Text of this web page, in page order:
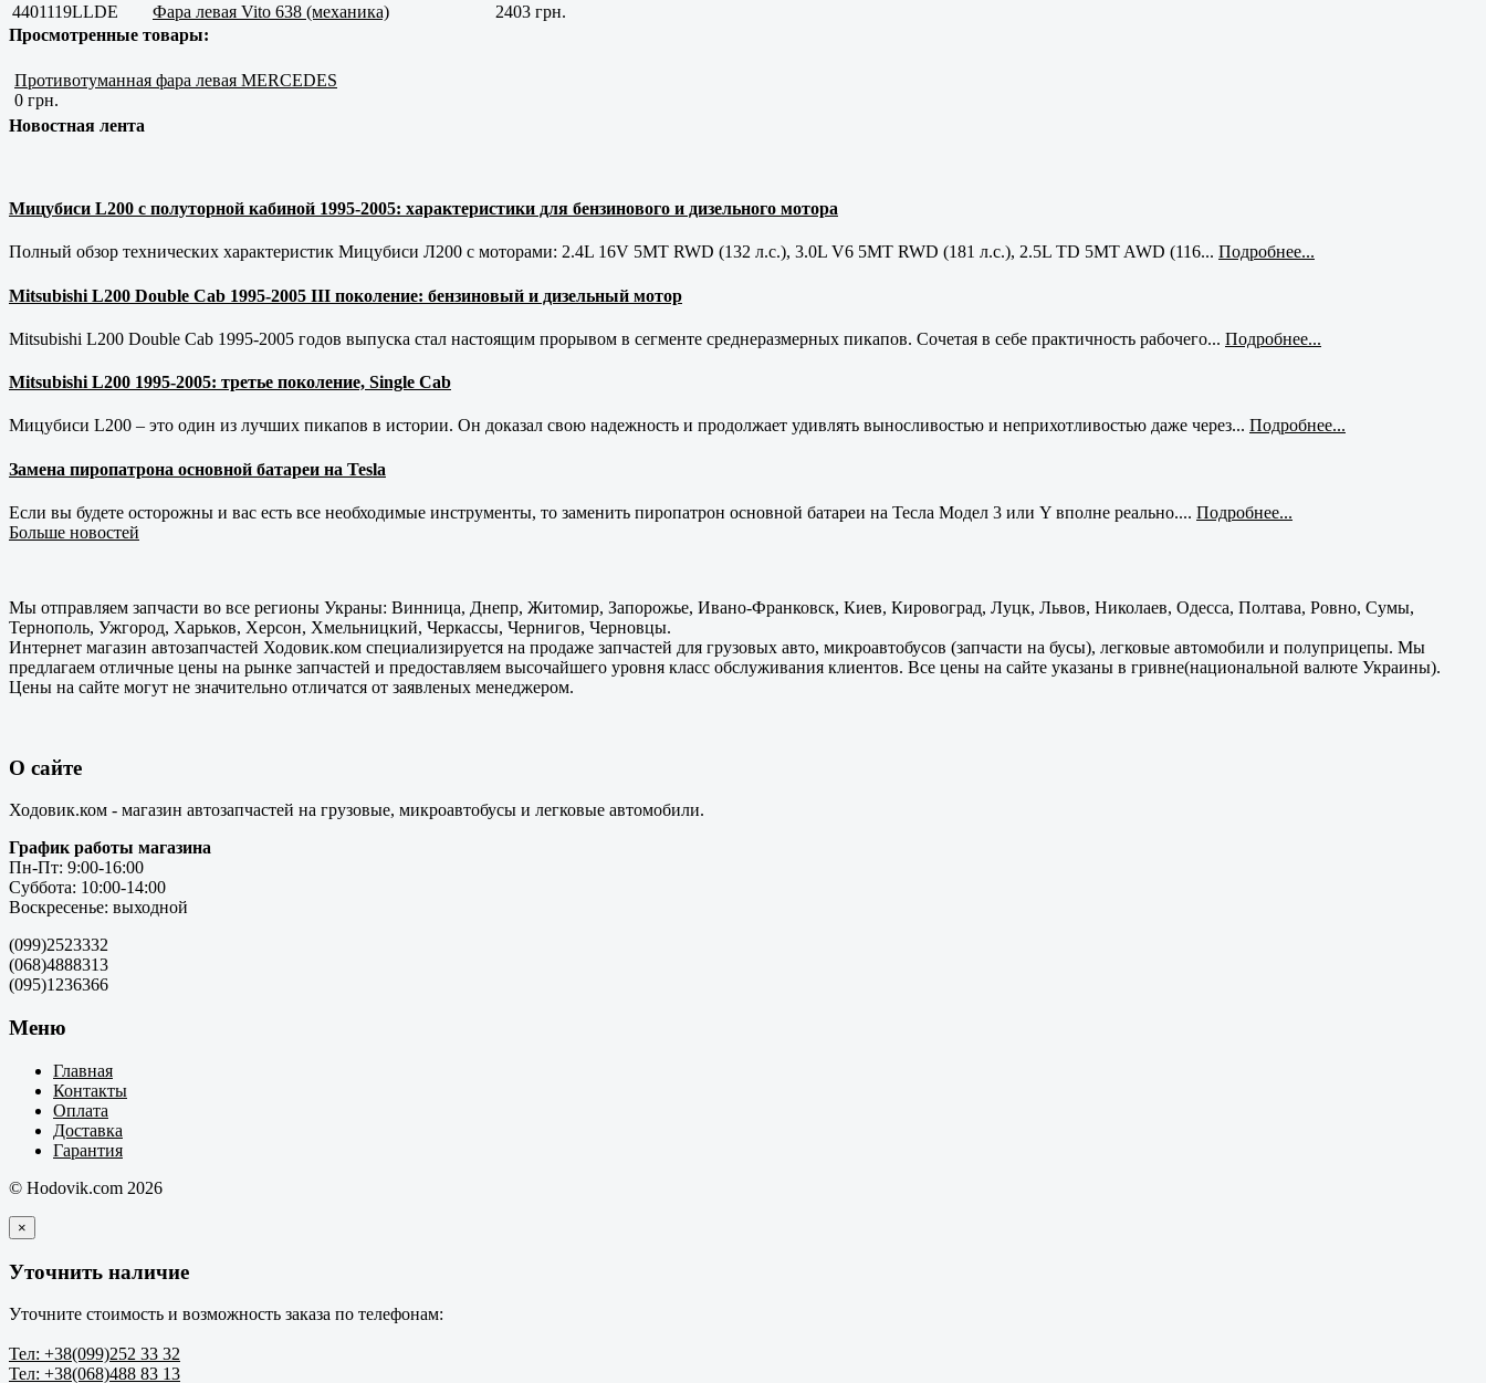
4401119LLDE
Фара левая Vito 638 (механика)
2403 грн.
Просмотренные товары:
Противотуманная фара левая MERCEDES
0 грн.
Новостная лента
Мицубиси L200 с полуторной кабиной 1995-2005: характеристики для бензинового и дизельного мотора
Полный обзор технических характеристик Мицубиси Л200 с моторами: 2.4L 16V 5MT RWD (132 л.с.), 3.0L V6 5MT RWD (181 л.с.), 2.5L TD 5MT AWD (116... Подробнее...
Mitsubishi L200 Double Cab 1995-2005 III поколение: бензиновый и дизельный мотор
Mitsubishi L200 Double Cab 1995-2005 годов выпуска стал настоящим прорывом в сегменте среднеразмерных пикапов. Сочетая в себе практичность рабочего... Подробнее...
Mitsubishi L200 1995-2005: третье поколение, Single Cab
Мицубиси L200 – это один из лучших пикапов в истории. Он доказал свою надежность и продолжает удивлять выносливостью и неприхотливостью даже через... Подробнее...
Замена пиропатрона основной батареи на Tesla
Если вы будете осторожны и вас есть все необходимые инструменты, то заменить пиропатрон основной батареи на Тесла Модел 3 или Y вполне реально.... Подробнее...
Больше новостей
Мы отправляем запчасти во все регионы Украны: Винница, Днепр, Житомир, Запорожье, Ивано-Франковск, Киев, Кировоград, Луцк, Львов, Николаев, Одесса, Полтава, Ровно, Сумы,
Тернополь, Ужгород, Харьков, Херсон, Хмельницкий, Черкассы, Чернигов, Черновцы.
Интернет магазин автозапчастей Ходовик.ком специализируется на продаже запчастей для грузовых авто, микроавтобусов (запчасти на бусы), легковые автомобили и полуприцепы. Мы
предлагаем отличные цены на рынке запчастей и предоставляем высочайшего уровня класс обслуживания клиентов. Все цены на сайте указаны в гривне(национальной валюте Украины).
Цены на сайте могут не значительно отличатся от заявленых менеджером.
О сайте
Ходовик.ком - магазин автозапчастей на грузовые, микроавтобусы и легковые автомобили.
График работы магазина
Пн-Пт: 9:00-16:00
Суббота: 10:00-14:00
Воскресенье: выходной
(099)2523332
(068)4888313
(095)1236366
Меню
Главная
Контакты
Оплата
Доставка
Гарантия
© Hodovik.com 2026
×
Уточнить наличие
Уточните стоимость и возможность заказа по телефонам:
Тел: +38(099)252 33 32
Тел: +38(068)488 83 13